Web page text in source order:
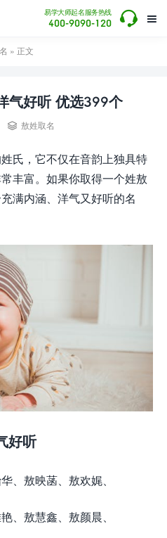

易学大师起名服务热线
400-9090-120 
» 正文
气好听 优选399个
 敖姓取名
氏，它不仅在音韵上独具特
丰富。如果你取得一个姓敖
满内涵、洋气又好听的名
好听
、敖映菡、敖欢娓、
、敖慧鑫、敖颜晨、